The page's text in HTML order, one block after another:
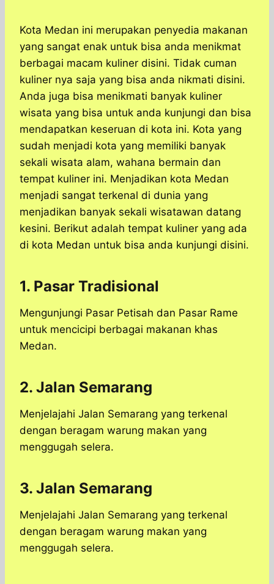
Kota Medan ini merupakan penyedia makanan
yang sangat enak untuk bisa anda menikmat
berbagai macam kuliner disini. Tidak cuman
kuliner nya saja yang bisa anda nikmati disini.
Anda juga bisa menikmati banyak kuliner
wisata yang bisa untuk anda kunjungi dan bisa
mendapatkan keseruan di kota ini. Kota yang
sudah menjadi kota yang memiliki banyak
sekali wisata alam, wahana bermain dan
tempat kuliner ini. Menjadikan kota Medan
menjadi sangat terkenal di dunia yang
menjadikan banyak sekali wisatawan datang
kesini. Berikut adalah tempat kuliner yang ada
di kota Medan untuk bisa anda kunjungi disini.
1. Pasar Tradisional
Mengunjungi Pasar Petisah dan Pasar Rame
untuk mencicipi berbagai makanan khas
Medan.
2. Jalan Semarang
Menjelajahi Jalan Semarang yang terkenal
dengan beragam warung makan yang
menggugah selera.
3. Jalan Semarang
Menjelajahi Jalan Semarang yang terkenal
dengan beragam warung makan yang
menggugah selera.